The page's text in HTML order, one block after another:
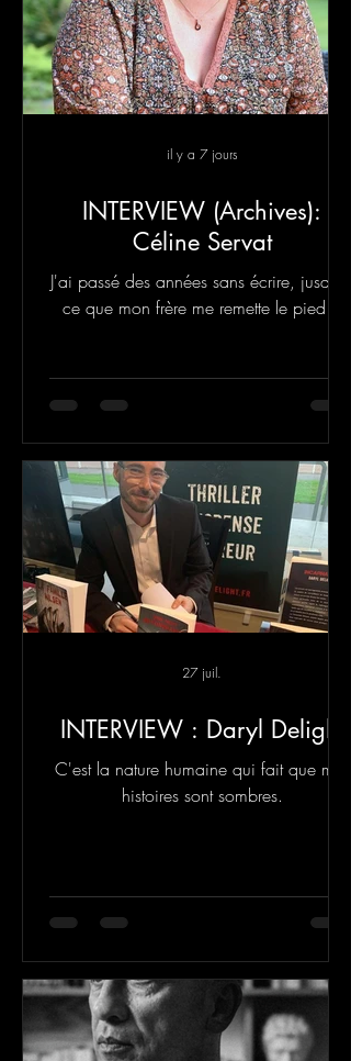
INTERVIEW (Archives):
Céline Servat
J'ai passé des années sans écrire, jusqu'à
ce que mon frère me remette le pied à
il y a 7 jours
INTERVIEW : Daryl Delight
C'est la nature humaine qui fait que mes
histoires sont sombres.
27 juil.